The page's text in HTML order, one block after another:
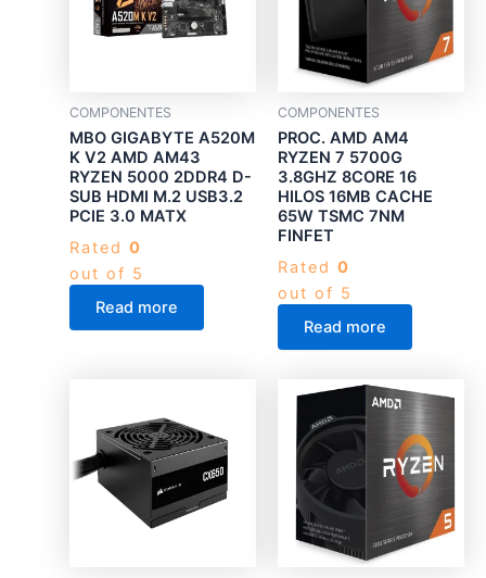
COMPONENTES
MBO GIGABYTE A520M
K V2 AMD AM43
RYZEN 5000 2DDR4 D-
SUB HDMI M.2 USB3.2
PCIE 3.0 MATX
Rated 0
out of 5
Read more
COMPONENTES
PROC. AMD AM4
RYZEN 7 5700G
3.8GHZ 8CORE 16
HILOS 16MB CACHE
65W TSMC 7NM
FINFET
Rated 0
out of 5
Read more